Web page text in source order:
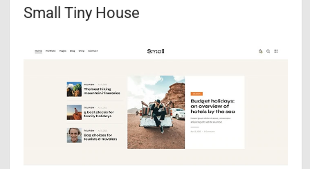
Small Tiny House